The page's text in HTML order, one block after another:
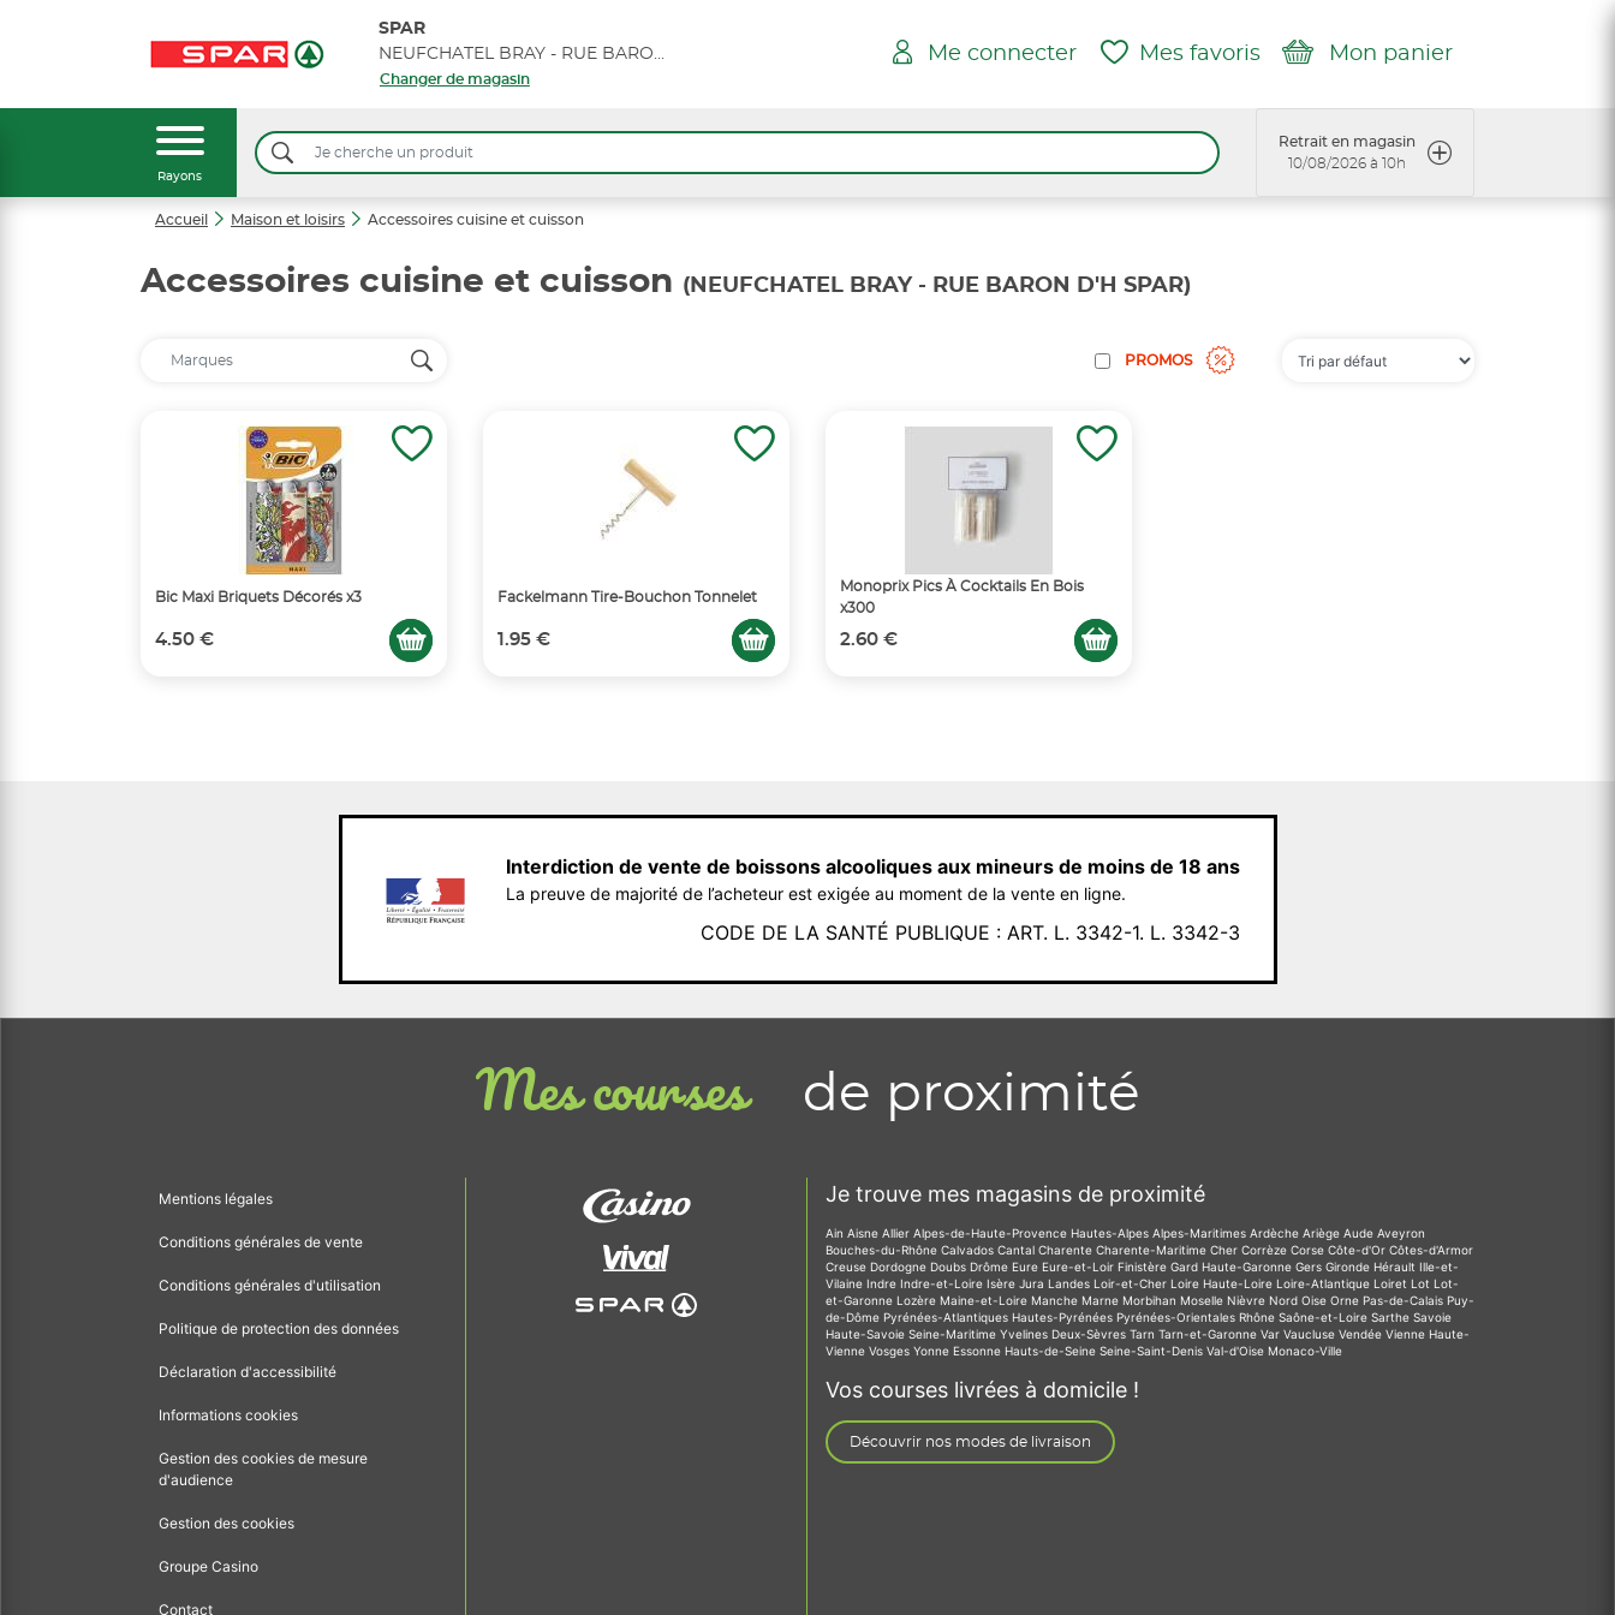
SPAR
NEUFCHATEL BRAY - RUE BARON D'H SPAR
Changer de magasin
Me connecter Mes favoris Mon panier
Rayons
Retrait en magasin
10/08/2026 à 10h
Accueil Maison et loisirs Accessoires cuisine et cuisson
Accessoires cuisine et cuisson (NEUFCHATEL BRAY - RUE BARON D'H SPAR)
PROMOS
Bic Maxi Briquets Décorés x3
4.50 €
Fackelmann Tire-Bouchon Tonnelet
1.95 €
Monoprix Pics À Cocktails En Bois
x300
2.60 €
Interdiction de vente de boissons alcooliques aux mineurs de moins de 18 ans
La preuve de majorité de l’acheteur est exigée au moment de la vente en ligne.
CODE DE LA SANTÉ PUBLIQUE : ART. L. 3342-1. L. 3342-3
Mes courses de proximité
Mentions légales
Conditions générales de vente
Conditions générales d'utilisation
Politique de protection des données
Déclaration d'accessibilité
Informations cookies
Gestion des cookies de mesure
d'audience
Gestion des cookies
Groupe Casino
Contact
Je trouve mes magasins de proximité
Ain Aisne Allier Alpes-de-Haute-Provence Hautes-Alpes Alpes-Maritimes Ardèche Ariège Aude Aveyron
Bouches-du-Rhône Calvados Cantal Charente Charente-Maritime Cher Corrèze Corse Côte-d'Or Côtes-d'Armor
Creuse Dordogne Doubs Drôme Eure Eure-et-Loir Finistère Gard Haute-Garonne Gers Gironde Hérault Ille-et-
Vilaine Indre Indre-et-Loire Isère Jura Landes Loir-et-Cher Loire Haute-Loire Loire-Atlantique Loiret Lot Lot-
et-Garonne Lozère Maine-et-Loire Manche Marne Morbihan Moselle Nièvre Nord Oise Orne Pas-de-Calais Puy-
de-Dôme Pyrénées-Atlantiques Hautes-Pyrénées Pyrénées-Orientales Rhône Saône-et-Loire Sarthe Savoie
Haute-Savoie Seine-Maritime Yvelines Deux-Sèvres Tarn Tarn-et-Garonne Var Vaucluse Vendée Vienne Haute-
Vienne Vosges Yonne Essonne Hauts-de-Seine Seine-Saint-Denis Val-d'Oise Monaco-Ville
Vos courses livrées à domicile !
Découvrir nos modes de livraison